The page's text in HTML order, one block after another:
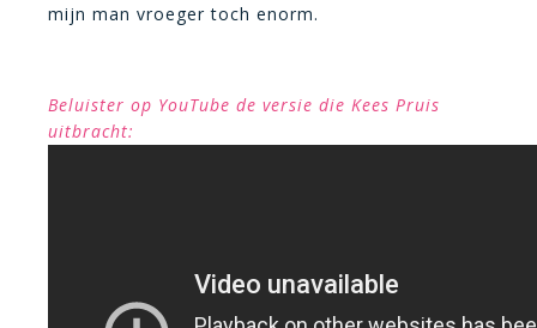
mijn man vroeger toch enorm.
Beluister op YouTube de versie die Kees Pruis
uitbracht: